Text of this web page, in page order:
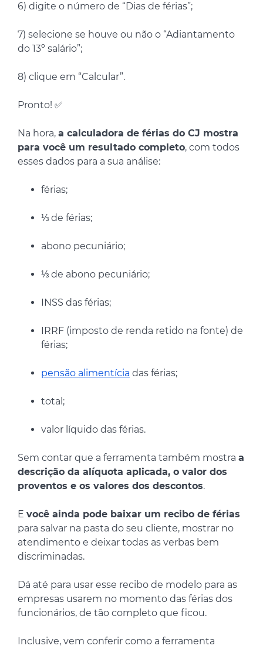
6) digite o número de “Dias de férias”;
7) selecione se houve ou não o “Adiantamento
do 13º salário”;
8) clique em “Calcular”.
Pronto! ✅
Na hora, a calculadora de férias do CJ mostra
para você um resultado completo, com todos
esses dados para a sua análise:
férias;
⅓ de férias;
abono pecuniário;
⅓ de abono pecuniário;
INSS das férias;
IRRF (imposto de renda retido na fonte) de
férias;
pensão alimentícia das férias;
total;
valor líquido das férias.
Sem contar que a ferramenta também mostra a
descrição da alíquota aplicada, o valor dos
proventos e os valores dos descontos.
E você ainda pode baixar um recibo de férias
para salvar na pasta do seu cliente, mostrar no
atendimento e deixar todas as verbas bem
discriminadas.
Dá até para usar esse recibo de modelo para as
empresas usarem no momento das férias dos
funcionários, de tão completo que ficou.
Inclusive, vem conferir como a ferramenta